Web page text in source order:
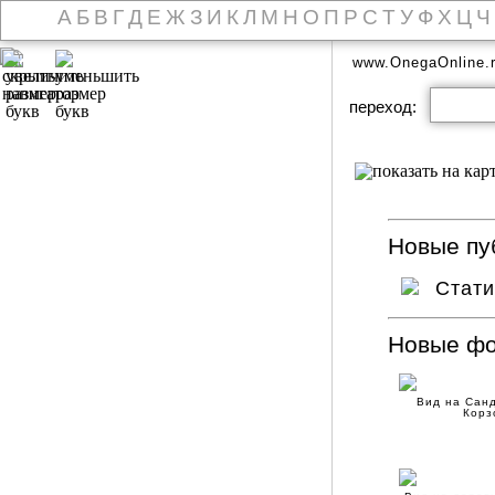
А Б В Г Д Е Ж З И К Л М Н О П Р С Т У Ф Х Ц Ч
переход:
Новые
Новые
Вид на